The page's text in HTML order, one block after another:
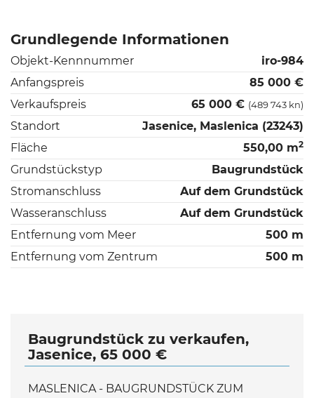
Grundlegende Informationen
Objekt-Kennnummer
iro-984
Anfangspreis
85 000 €
Verkaufspreis
65 000 € (489 743 kn)
Standort
Jasenice, Maslenica (23243)
Fläche
550,00 m2
Grundstückstyp
Baugrundstück
Stromanschluss
Auf dem Grundstück
Wasseranschluss
Auf dem Grundstück
Entfernung vom Meer
500 m
Entfernung vom Zentrum
500 m
Baugrundstück zu verkaufen,
Jasenice, 65 000 €
MASLENICA - BAUGRUNDSTÜCK ZUM